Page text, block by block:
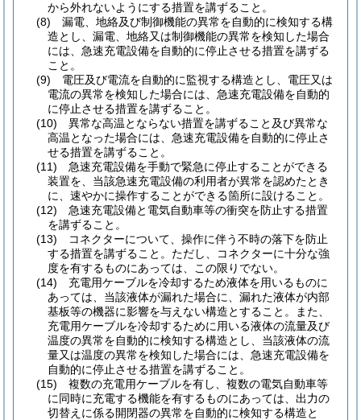
から外れないようにする措置を講ずること。
(8)
漏電、地絡及び制御機能の異常を自動的に検知する構
造とし、漏電、地絡又は制御機能の異常を検知した場合
には、急速充電設備を自動的に停止させる措置を講ずる
こと。
(9)
電圧及び電流を自動的に監視する構造とし、電圧又は
電流の異常を検知した場合には、急速充電設備を自動的
に停止させる措置を講ずること。
(10)
異常な高温とならない措置を講ずること及び異常な
高温となった場合には、急速充電設備を自動的に停止さ
せる措置を講ずること。
(11)
急速充電設備を手動で緊急に停止することができる
装置を、当該急速充電設備の利用者が異常を認めたとき
に、速やかに操作することができる箇所に設けること。
(12)
急速充電設備と電気自動車等の衝突を防止する措置
を講ずること。
(13)
コネクターについて、操作に伴う不時の落下を防止
する措置を講ずること。 ただし、コネクターに十分な強
度を有するものにあっては、この限りでない。
(14)
充電用ケーブルを冷却するため液体を用いるものに
あっては、当該液体が漏れた場合に、漏れた液体が内部
基板等の機器に影響を与えない構造とすること。
また、
充電用ケーブルを冷却するために用いる液体の流量及び
温度の異常を自動的に検知する構造とし、当該液体の流
量又は温度の異常を検知した場合には、急速充電設備を
自動的に停止させる措置を講ずること。
(15)
複数の充電用ケーブルを有し、複数の電気自動車等
に同時に充電する機能を有するものにあっては、出力の
切替えに係る開閉器の異常を自動的に検知する構造と